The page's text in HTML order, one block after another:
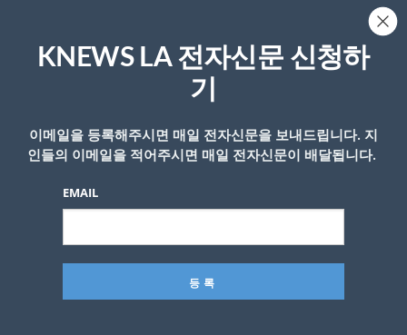
KNEWS LA 전자신문 신청하
기
이메일을 등록해주시면 매일 전자신문을 보내드립니다. 지
인들의 이메일을 적어주시면 매일 전자신문이 배달됩니다.
EMAIL